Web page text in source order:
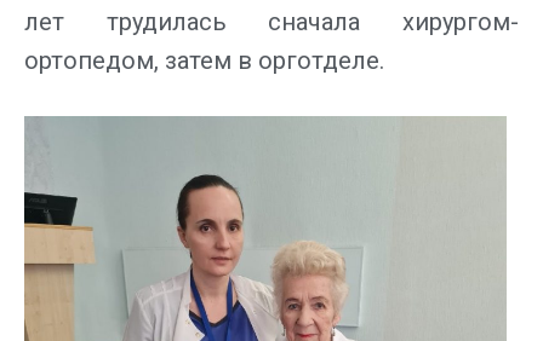
лет трудилась сначала хирургом-
ортопедом, затем в орготделе.